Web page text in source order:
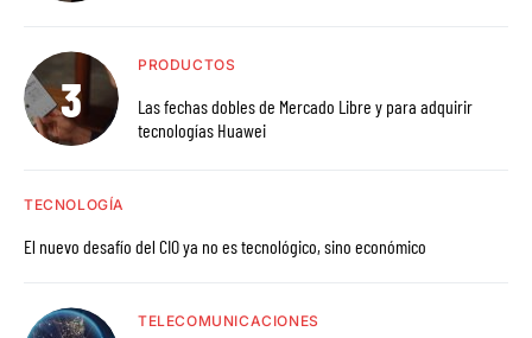
PRODUCTOS
Las fechas dobles de Mercado Libre y para adquirir
tecnologías Huawei
TECNOLOGÍA
El nuevo desafío del CIO ya no es tecnológico, sino económico
TELECOMUNICACIONES